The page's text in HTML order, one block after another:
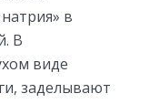
в
В
виде
заделывают